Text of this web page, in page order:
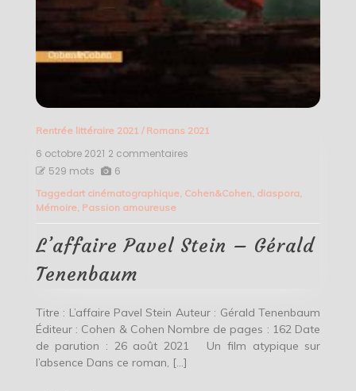
Rentrée littéraire 2021 / Romans 2021
6 octobre 2021 2 commentaires
Stein
Tenenbaum
529 mots 6
Taggedart cinématographique, Cohen&Cohen, diaspora,
Mémoire, Passion amoureuse
L’affaire Pavel Stein – Gérald
Tenenbaum
Titre : L’affaire Pavel Stein Auteur : Gérald Tenenbaum
Éditeur : Cohen & Cohen Nombre de pages : 162 Date
de parution : 26 août 2021 Un film atypique sur
l’absence Dans ce roman, […]